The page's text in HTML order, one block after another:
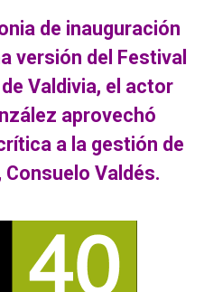
de inauguración
versión del Festival
Valdivia, el actor
aprovechó
a la gestión de
Consuelo Valdés.